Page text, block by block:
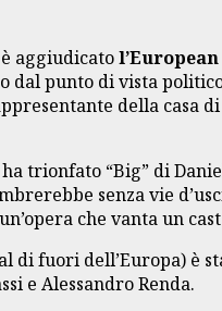
aggiudicato
punto di vista
della casa
trionfato “Big” di
senza vie
che vanta un
di fuori dell’Europa) è
e Alessandro Renda.